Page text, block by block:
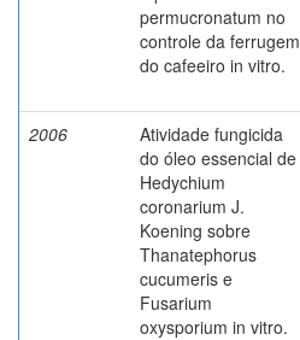
permucronatum no
controle da ferrugem
do cafeeiro in vitro.
2006
Atividade fungicida
do óleo essencial de
Hedychium
coronarium J.
Koening sobre
Thanatephorus
cucumeris e
Fusarium
oxysporium in vitro.